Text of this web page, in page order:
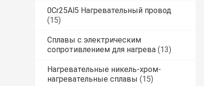
0Cr25Al5 Нагревательный провод
(15)
Сплавы с электрическим
сопротивлением для нагрева (13)
Нагревательные никель-хром-
нагревательные сплавы (15)